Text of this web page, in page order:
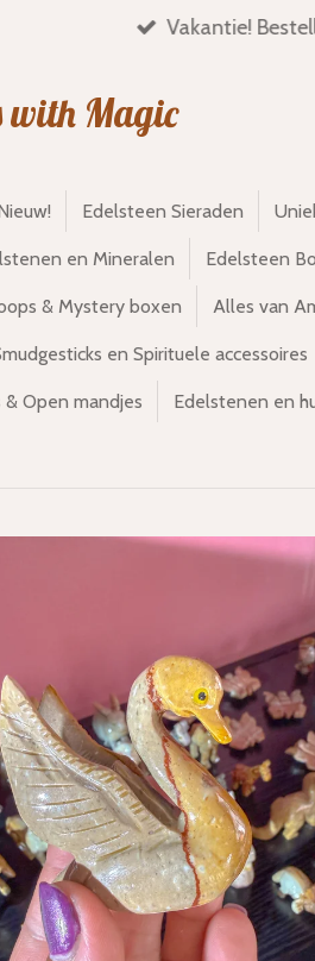
Vakantie!
with Magic
Edelsteen Sieraden
en Mineralen Edelsteen
& Mystery boxen Alles van
en Spirituele accessoires
& Open mandjes Edelstenen en